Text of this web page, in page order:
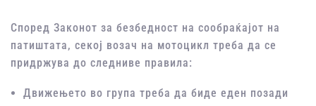
Според Законот за безбедност на сообраќајот на
патиштата, секој возач на мотоцикл треба да се
придржува до следниве правила:
Движењето во група треба да биде еден позади